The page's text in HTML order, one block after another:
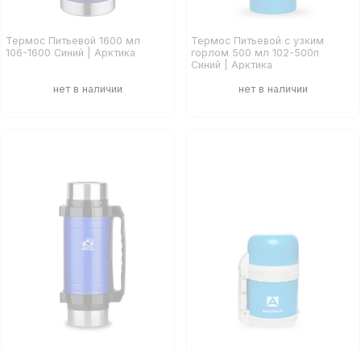
Термос Питьевой 1600 мл
106-1600 Синий | Арктика
Термос Питьевой с узким
горлом 500 мл 102-500п
Синий | Арктика